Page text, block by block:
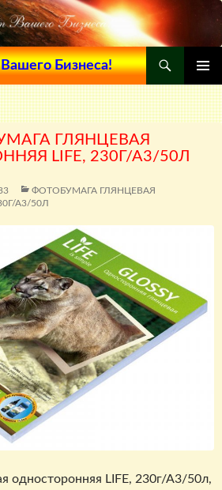
Бизнеса!
МЕНЮ
ГЛЯНЦЕВАЯ
LIFE, 230Г/А3/50Л
ФОТОБУМАГА ГЛЯНЦЕВАЯ
А3/50Л
односторонняя LIFE, 230г/А3/50л,